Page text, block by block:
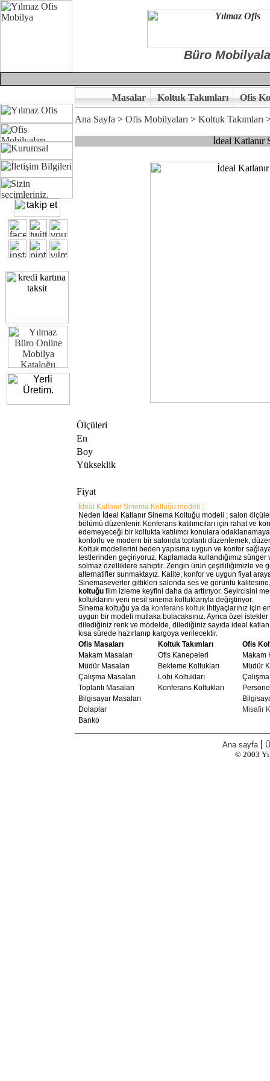
Büro
Ofisinizin dekorasyonunda ergonomi ve kaliteye önem
Çünkü sitemizde bulunan seçkin ürünler ile hayal ettiğiniz özgün
Size yakışan ofis tasarımına gelin birlikte karar verelim.
Kalite ve ergonomiyi arıyanların tercihi...Yılmaz Büro Mobilya
Masalar Koltuk Takımları Ofis
Ana Sayfa > Ofis Mobilyaları > Koltuk Takımları
İdeal Katlanır
Ölçüleri
En
Boy
Yükseklik
Fiyat
İdeal Katlanır Sinema Koltuğu modeli ;
Neden İdeal Katlanır Sinema Koltuğu modeli ; salon
bölümü düzenlenir. Konferans katılımcıları için rahat ve
edemeyeceği bir koltukta katılımcı konulara
konforlu ve modern bir salonda toplantı düzenlemek,
Koltuk modellerini beden yapısına uygun ve konfor
testlerinden geçiriyoruz. Kaplamada kullandığımız
solmaz özelliklere sahiptir. Zengin ürün çeşitliliğimizle ve
alternatifler sunmaktayız. Kalite, konfor ve uygun fiyat
Sinemaseverler gittikleri salonda ses ve görüntü
koltuğu film izleme keyfini daha da arttırıyor. Seyircisini
koltuklarını yeni nesil sinema koltuklarıyla değiştiriyor.
Sinema koltuğu ya da konferans koltuk ihtiyaçlarınız için
uygun bir modeli mutlaka bulacaksınız. Ayrıca özel
dilediğiniz renk ve modelde, dilediğiniz sayıda ideal
kısa sürede hazırlanıp kargoya verilecektir.
Ofis Masaları
Koltuk Takımları
Ofis
Makam Masaları
Ofis Kanepeleri
Makam
Müdür Masaları
Bekleme Koltukları
Müdür
Çalışma Masaları
Lobi Koltukları
Toplantı Masaları
Konferans Koltukları
Bilgisayar Masaları
Dolaplar
Misafir
Banko
Ana sayfa
© 2003